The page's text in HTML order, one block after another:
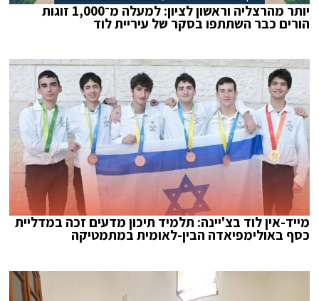
יותר מהרצליה וראשון לציון: למעלה מ־1,000 זוגות
הורים כבר השתתפו בסקר של עיריית לוד
מייד-אין לוד בצ'יינה: תלמיד תיכון מדעים זכה במדליית
כסף באולימפיאדה הבין-לאומית במתמטיקה